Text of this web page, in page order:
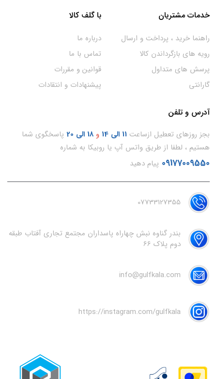
خدمات مشتریان
راهنما خرید ، پرداخت و ارسال
رویه های بازگرداندن کالا
پرسش های متداول
گارانتی
با گلف کالا
درباره ما
تماس با ما
قوانین و مقررات
پیشنهادات و انتقادات
آدرس و تلفن
بجز روزهای تعطیل ازساعت 11 الی 14 و 18 الی 20
پاسخگوی شما
هستیم ، لطفا از طریق واتس آپ یا روبیکا به شماره
09177009550 پیام دهید
07733127355
بندر گناوه نبش چهاراه پاسداران مجتمع تجاری آفتاب طبقه
دوم پلاک 66
info@gulfkala.com
https://instagram.com/gulfkala